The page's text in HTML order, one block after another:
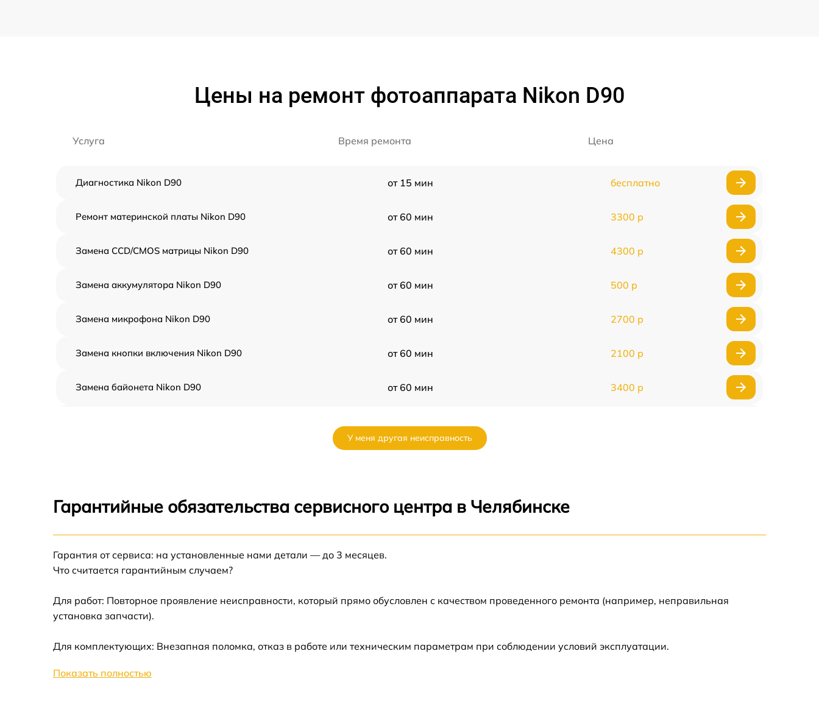
Цены на ремонт фотоаппарата Nikon D90
Услуга Время ремонта Цена
Диагностика Nikon D90 от 15 мин бесплатно
Ремонт материнской платы Nikon D90 от 60 мин 3300 р
Замена CCD/CMOS матрицы Nikon D90 от 60 мин 4300 р
Замена аккумулятора Nikon D90 от 60 мин 500 р
Замена микрофона Nikon D90 от 60 мин 2700 р
Замена кнопки включения Nikon D90 от 60 мин 2100 р
Замена байонета Nikon D90 от 60 мин 3400 р
Замена затвора Nikon D90
У меня другая неисправность
Гарантийные обязательства сервисного центра в Челябинске
Гарантия от сервиса: на установленные нами детали — до 3 месяцев.
Что считается гарантийным случаем?
Для работ: Повторное проявление неисправности, который прямо обусловлен с качеством проведенного ремонта (например, неправильная
установка запчасти).
Для комплектующих: Внезапная поломка, отказ в работе или техническим параметрам при соблюдении условий эксплуатации.
Показать полностью